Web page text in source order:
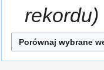
rekordu